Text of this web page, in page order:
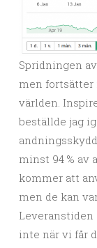
Spridningen
men fortsätter
världen.
beställde jag
minst 94 % av
kommer att
men de kan
Leveranstiden
inte när vi får